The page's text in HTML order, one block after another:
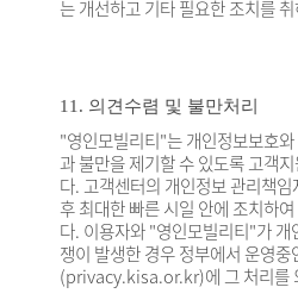
는 개선하고 기타 필요한 조치를
11. 의견수렴 및 불만처리
"영인모빌리티"는 개인정보보호
과 불만을 제기할 수 있도록 고객
다. 고객센터의 개인정보 관리책
후 최대한 빠른 시일 안에 조치하
다. 이용자와 "영인모빌리티"가
쟁이 발생한 경우 정부에서 운영
(privacy.kisa.or.kr)에 그 처리를